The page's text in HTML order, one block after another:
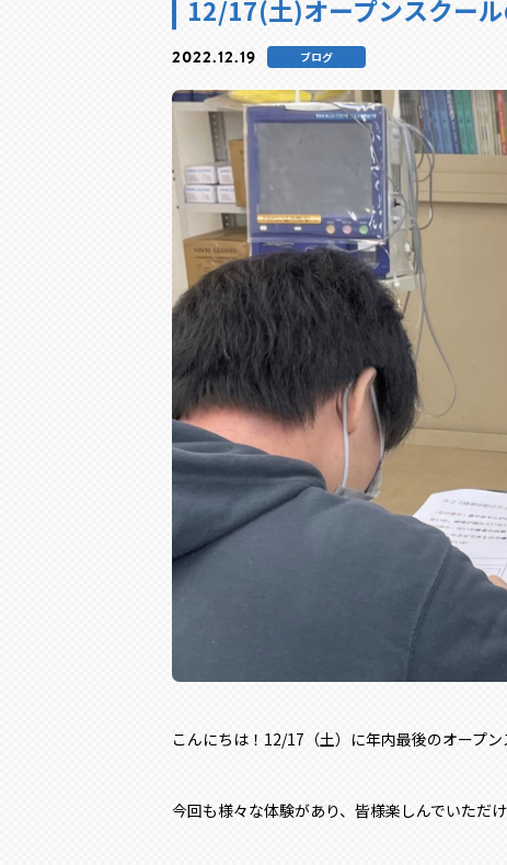
12/17(土)オープンスクール
2022.12.19 ブログ
こんにちは！12/17（土）に年内最後のオープ
今回も様々な体験があり、皆様楽しんでいただ